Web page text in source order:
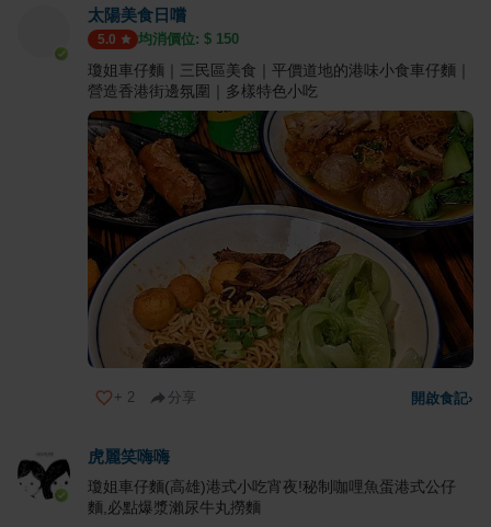
太陽美食日嚐
5.0 均消價位: $ 150
瓊姐車仔麵｜三民區美食｜平價道地的港味小食車仔麵｜
營造香港街邊氛圍｜多樣特色小吃
+ 2 分享 開啟食記›
虎麗笑嗨嗨
瓊姐車仔麵(高雄)港式小吃宵夜!秘制咖哩魚蛋港式公仔
麵,必點爆漿瀨尿牛丸撈麵